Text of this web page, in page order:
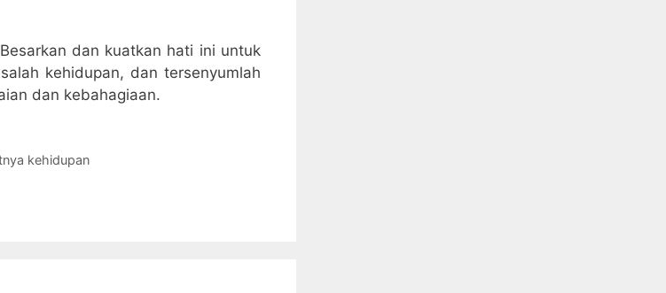
dan kuatkan hati ini untuk
kehidupan, dan tersenyumlah
dan kebahagiaan.
kehidupan